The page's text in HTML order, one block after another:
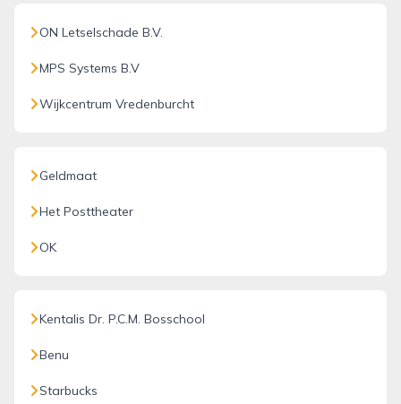
ON Letselschade B.V.
MPS Systems B.V
Wijkcentrum Vredenburcht
Geldmaat
Het Posttheater
OK
Kentalis Dr. P.C.M. Bosschool
Benu
Starbucks